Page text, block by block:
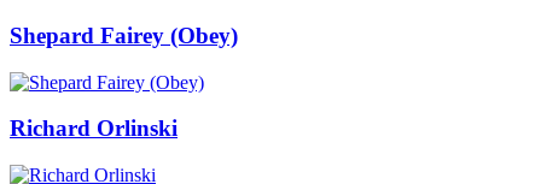
Shepard Fairey (Obey)
Richard Orlinski